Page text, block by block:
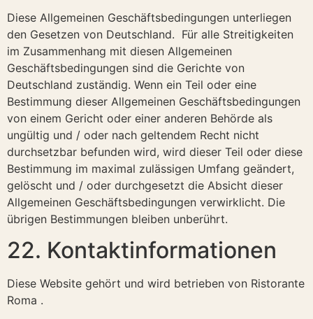
Diese Allgemeinen Geschäftsbedingungen unterliegen
den Gesetzen von Deutschland. Für alle Streitigkeiten
im Zusammenhang mit diesen Allgemeinen
Geschäftsbedingungen sind die Gerichte von
Deutschland zuständig. Wenn ein Teil oder eine
Bestimmung dieser Allgemeinen Geschäftsbedingungen
von einem Gericht oder einer anderen Behörde als
ungültig und / oder nach geltendem Recht nicht
durchsetzbar befunden wird, wird dieser Teil oder diese
Bestimmung im maximal zulässigen Umfang geändert,
gelöscht und / oder durchgesetzt die Absicht dieser
Allgemeinen Geschäftsbedingungen verwirklicht. Die
übrigen Bestimmungen bleiben unberührt.
22. Kontaktinformationen
Diese Website gehört und wird betrieben von Ristorante
Roma .